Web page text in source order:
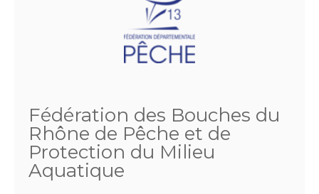
Fédération des Bouches du
Rhône de Pêche et de
Protection du Milieu
Aquatique